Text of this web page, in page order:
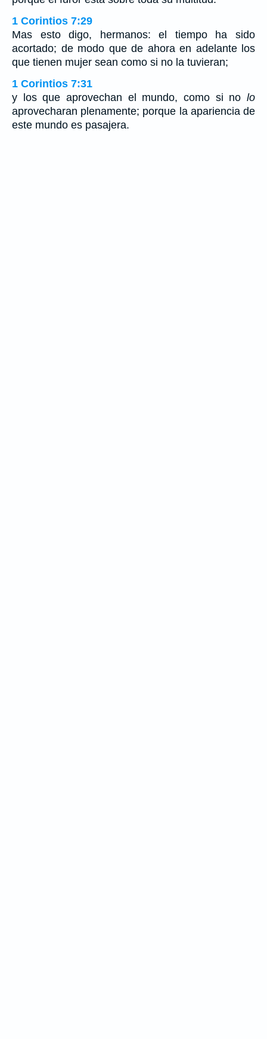
1 Corintios 7:29
Mas esto digo, hermanos: el tiempo ha sido
acortado; de modo que de ahora en adelante los
que tienen mujer sean como si no la tuvieran;
1 Corintios 7:31
y los que aprovechan el mundo, como si no lo
aprovecharan plenamente; porque la apariencia de
este mundo es pasajera.